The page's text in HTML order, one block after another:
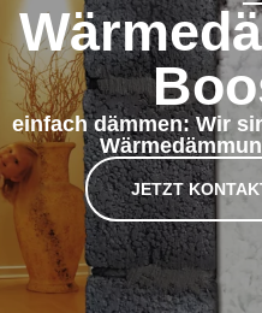
einfach dämmen: Wir
JETZT